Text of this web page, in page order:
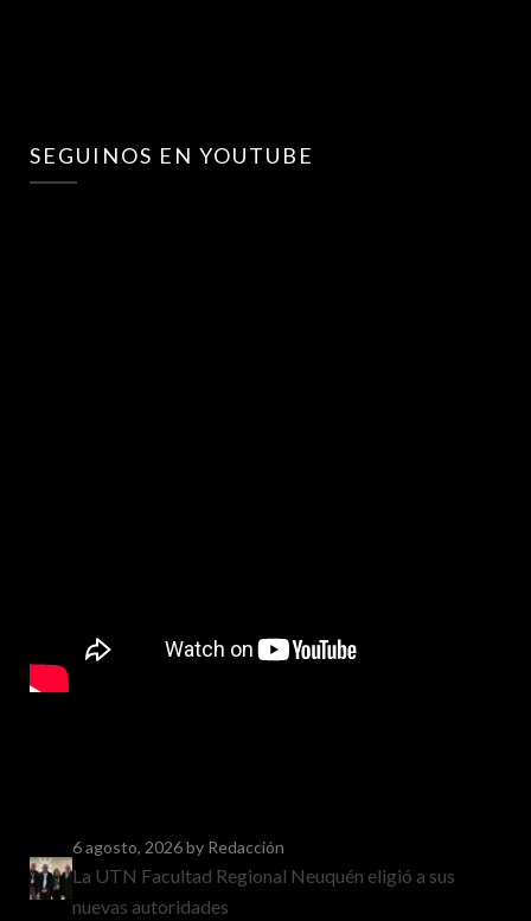
SEGUINOS EN YOUTUBE
6 agosto, 2026by Redacción
La UTN Facultad Regional Neuquén eligió a sus
nuevas autoridades